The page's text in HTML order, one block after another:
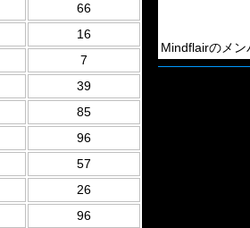
66
16
7
39
85
96
57
26
96
Mindflairのメン